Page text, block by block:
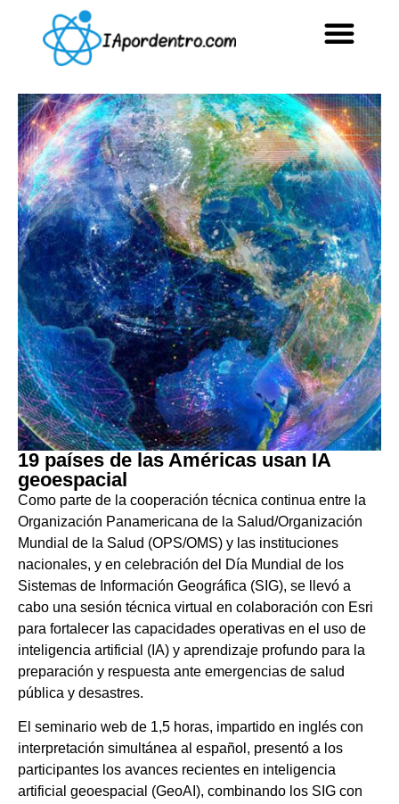
19 países de las Américas usan IA
geoespacial
Como parte de la cooperación técnica continua entre la
Organización Panamericana de la Salud/Organización
Mundial de la Salud (OPS/OMS) y las instituciones
nacionales, y en celebración del Día Mundial de los
Sistemas de Información Geográfica (SIG), se llevó a
cabo una sesión técnica virtual en colaboración con Esri
para fortalecer las capacidades operativas en el uso de
inteligencia artificial (IA) y aprendizaje profundo para la
preparación y respuesta ante emergencias de salud
pública y desastres.
El seminario web de 1,5 horas, impartido en inglés con
interpretación simultánea al español, presentó a los
participantes los avances recientes en inteligencia
artificial geoespacial (GeoAI), combinando los SIG con